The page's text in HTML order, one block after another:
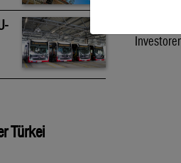
80
auf
Türkei